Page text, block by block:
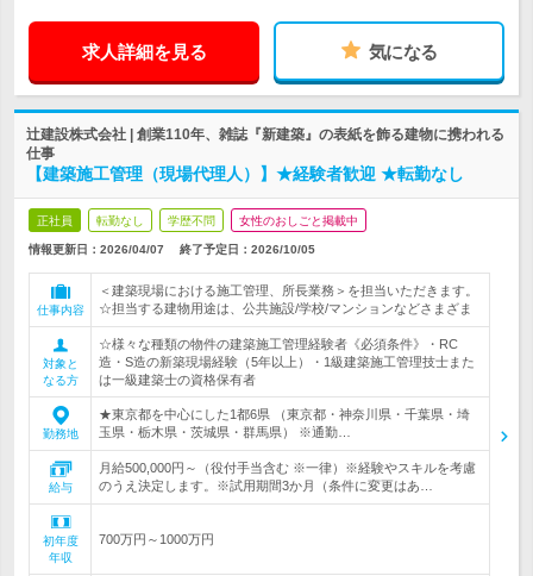
求人詳細を見る 気になる
辻建設株式会社 | 創業110年、雑誌『新建築』の表紙を飾る建物に携われる
仕事
【建築施工管理（現場代理人）】★経験者歓迎 ★転勤なし
正社員 転勤なし 学歴不問 女性のおしごと掲載中
情報更新日：2026/04/07 終了予定日： 2026/10/05
仕事内容
＜建築現場における施工管理、所長業務＞を担当いただきます。
☆担当する建物用途は、公共施設/学校/マンションなどさまざま
対象と
なる方
☆様々な種類の物件の建築施工管理経験者《必須条件》・RC
造・S造の新築現場経験（5年以上）・1級建築施工管理技士また
は一級建築士の資格保有者
勤務地
★東京都を中心にした1都6県 （東京都・神奈川県・千葉県・埼
玉県・栃木県・茨城県・群馬県） ※通勤…
給与
月給500,000円～（役付手当含む ※一律）※経験やスキルを考慮
のうえ決定します。※試用期間3か月（条件に変更はあ…
初年度
年収
700万円～1000万円